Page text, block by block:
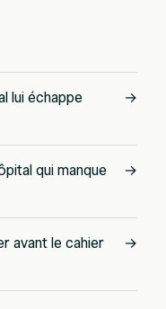
lui échappe
→
qui manque
→
avant le cahier
→